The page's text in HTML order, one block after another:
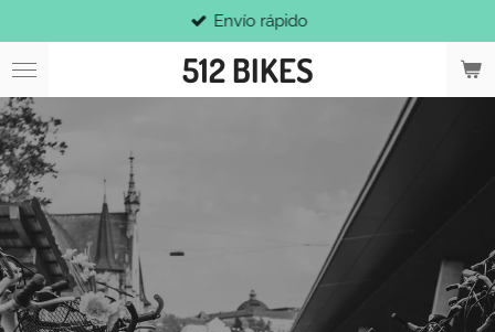
al
contenido
principal
512 BIKES
Envío rápido